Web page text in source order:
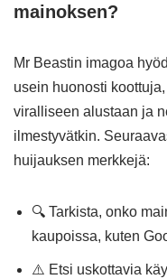
mainoksen?
Mr Beastin imagoa
usein huonosti
viralliseen alustaan ja
ilmestyvätkin.
huijauksen merkkejä:
🔍 Tarkista, onko
kaupoissa, kuten
⚠️ Etsi uskottavia